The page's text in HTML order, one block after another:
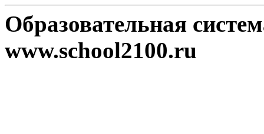
Образовательная
www.school2100.ru